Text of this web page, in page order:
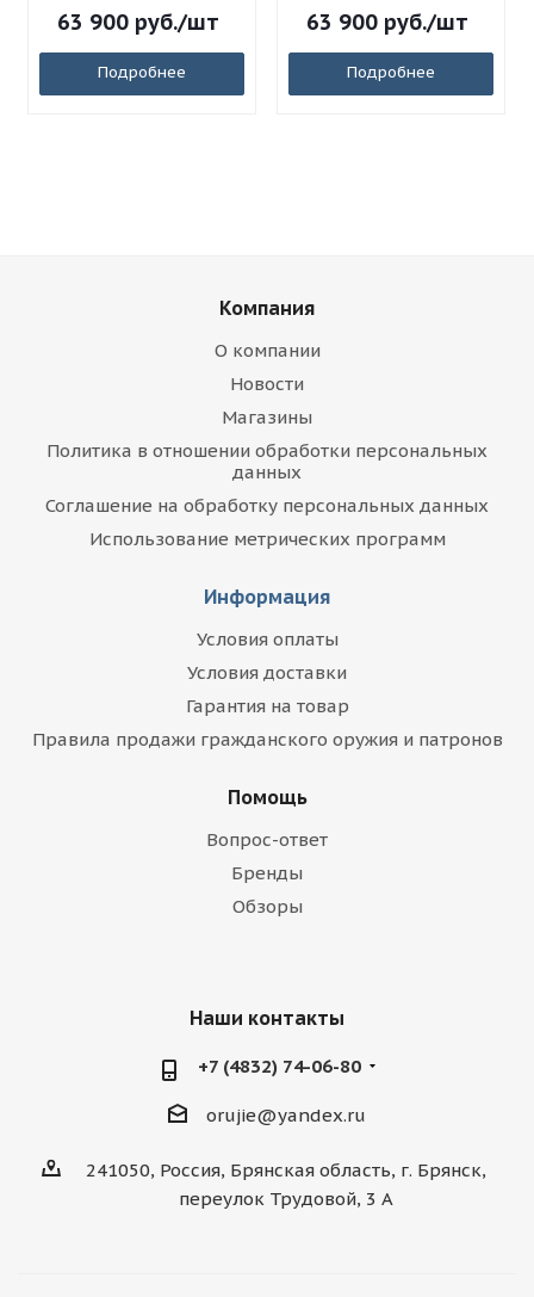
63 900руб./шт
Подробнее
63 900руб./шт
Подробнее
Компания
О компании
Новости
Магазины
Политика в отношении обработки персональных
данных
Соглашение на обработку персональных данных
Использование метрических программ
Информация
Условия оплаты
Условия доставки
Гарантия на товар
Правила продажи гражданского оружия и патронов
Помощь
Вопрос-ответ
Бренды
Обзоры
Наши контакты
+7 (4832) 74-06-80
orujie@yandex.ru
241050, Россия, Брянская область, г. Брянск,
переулок Трудовой, 3 А